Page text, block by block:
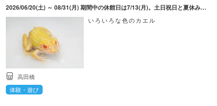
2026/06/20(土) ～ 08/31(月) 期間中の休館日は7/13(月)。土日祝日と夏休み（7/18～8/31）は18時まで。入館は閉館の1時間前まで。
いろいろな色のカエル
高田橋
体験・遊び